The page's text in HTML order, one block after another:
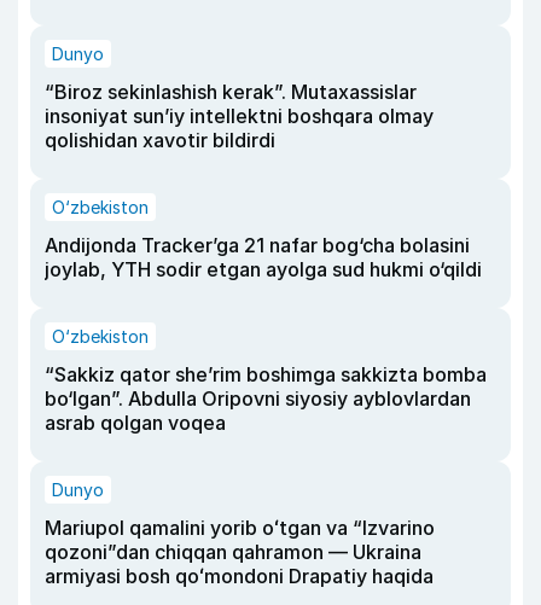
Dunyo
“Biroz sekinlashish kerak”. Mutaxassislar
insoniyat sun’iy intellektni boshqara olmay
qolishidan xavotir bildirdi
O‘zbekiston
Andijonda Tracker’ga 21 nafar bog‘cha bolasini
joylab, YTH sodir etgan ayolga sud hukmi o‘qildi
O‘zbekiston
“Sakkiz qator she’rim boshimga sakkizta bomba
bo‘lgan”. Abdulla Oripovni siyosiy ayblovlardan
asrab qolgan voqea
Dunyo
Mariupol qamalini yorib oʻtgan va “Izvarino
qozoni”dan chiqqan qahramon — Ukraina
armiyasi bosh qoʻmondoni Drapatiy haqida